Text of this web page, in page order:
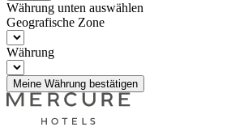
Währung unten auswählen
Geografische Zone
Währung
Meine Währung bestätigen